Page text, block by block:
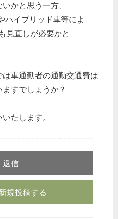
かと思う一方、
イブリッド車等によ
見直しが必要かと
は車通勤者の通勤交通費は
すでしょうか？
たします。
返信
規投稿する